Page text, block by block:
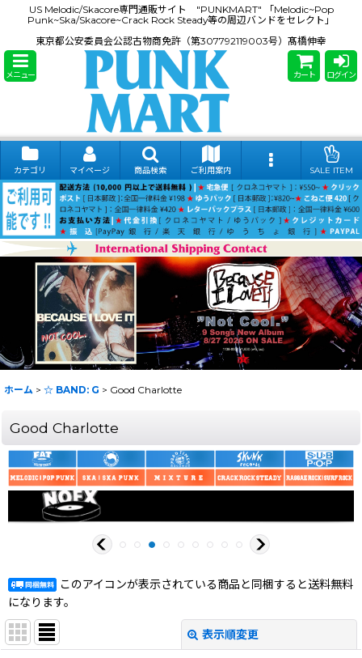
US Melodic/Skacore専門通販サイト "PUNKMART" 「Melodic~Pop
Punk~Ska/Skacore~Crack Rock Steady等の周辺バンドをセレクト」
東京都公安委員会公認古物商免許（第307792119003号）髙橋伸幸
メニュー カート ログイン
カテゴリ マイページ 商品検索 ご利用案内 SALE ITEM
ホーム > ☆ BAND: G > Good Charlotte
Good Charlotte
このアイコンが表示されている商品と同梱すると送料無料
になります。
表示順変更